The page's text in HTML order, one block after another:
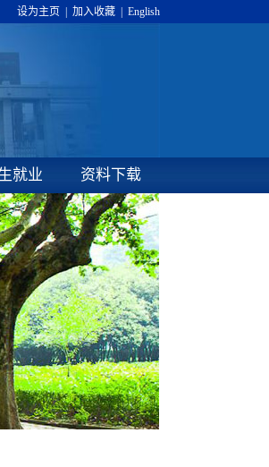
设为主页 加入收藏 English
就业 资料下载